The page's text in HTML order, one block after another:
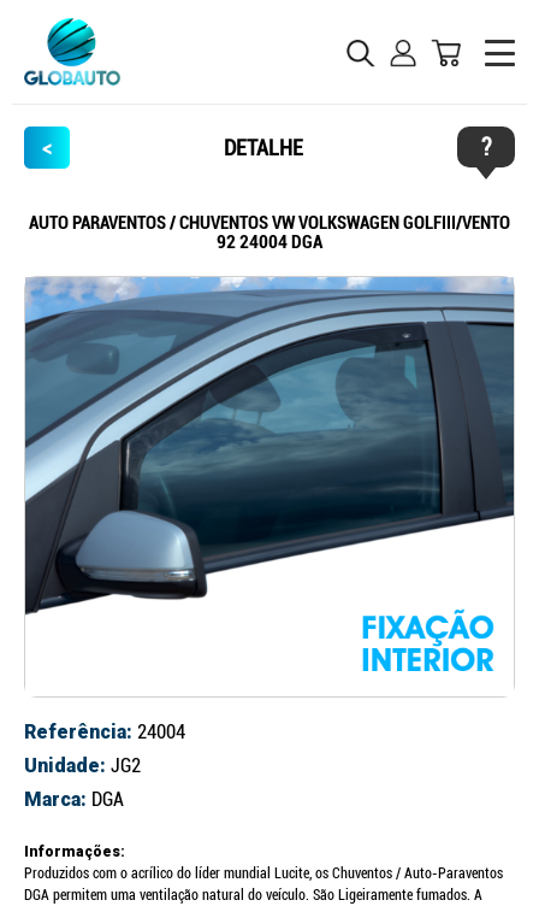
< DETALHE ?
AUTO PARAVENTOS / CHUVENTOS VW VOLKSWAGEN GOLFIII/VENTO
92 24004 DGA
Referência: 24004
Unidade: JG2
Marca: DGA
Informações:
Produzidos com o acrílico do líder mundial Lucite, os Chuventos / Auto-Paraventos
DGA permitem uma ventilação natural do veículo. São Ligeiramente fumados. A